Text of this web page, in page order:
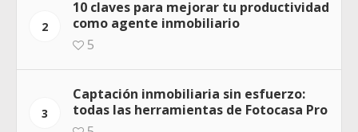
2
10 claves para mejorar tu productividad
como agente inmobiliario
5
3
Captación inmobiliaria sin esfuerzo:
todas las herramientas de Fotocasa Pro